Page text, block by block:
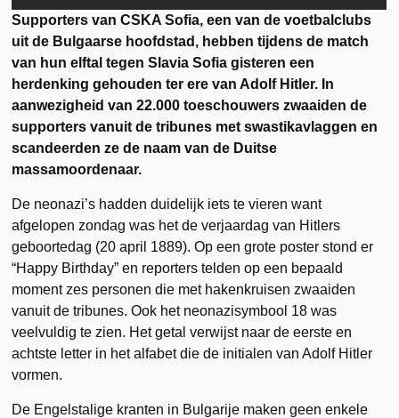
Supporters van CSKA Sofia, een van de voetbalclubs
uit de Bulgaarse hoofdstad, hebben tijdens de match
van hun elftal tegen Slavia Sofia gisteren een
herdenking gehouden ter ere van Adolf Hitler. In
aanwezigheid van 22.000 toeschouwers zwaaiden de
supporters vanuit de tribunes met swastikavlaggen en
scandeerden ze de naam van de Duitse
massamoordenaar.
De neonazi’s hadden duidelijk iets te vieren want
afgelopen zondag was het de verjaardag van Hitlers
geboortedag (20 april 1889). Op een grote poster stond er
“Happy Birthday” en reporters telden op een bepaald
moment zes personen die met hakenkruisen zwaaiden
vanuit de tribunes. Ook het neonazisymbool 18 was
veelvuldig te zien. Het getal verwijst naar de eerste en
achtste letter in het alfabet die de initialen van Adolf Hitler
vormen.
De Engelstalige kranten in Bulgarije maken geen enkele